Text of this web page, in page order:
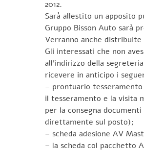
2012.
Sarà allestito un apposito
Gruppo Bisson Auto sarà
Verranno anche distribuite
Gli interessati che non
all’indirizzo della
ricevere in anticipo i
– prontuario
il tesseramento e la visita
per la consegna
direttamente sul posto);
– scheda adesione AV
– la scheda col pacchetto